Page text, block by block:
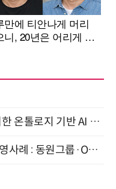
모든 업무 담당자(비개발자)를 위한 온톨로지 기반 AI 지식체계 설계 1-day 워크숍 8월 20일 개최
B2B에서 B2C까지, 현장 실제 운영사례 : 동원그룹·OCI·다이닝브랜즈그룹·당근 (8/27)